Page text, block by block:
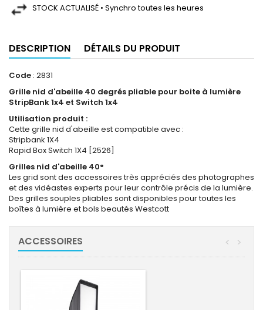
STOCK ACTUALISÉ • Synchro toutes les heures
DESCRIPTION DÉTAILS DU PRODUIT
Code : 2831
Grille nid d'abeille 40 degrés pliable pour boite à lumière
StripBank 1x4 et Switch 1x4
Utilisation produit :
Cette grille nid d'abeille est compatible avec :
Stripbank 1X4
Rapid Box Switch 1X4 [2526]
Grilles nid d'abeille 40°
Les grid sont des accessoires très appréciés des photographes
et des vidéastes experts pour leur contrôle précis de la lumière.
Des grilles souples pliables sont disponibles pour toutes les
boîtes à lumière et bols beautés Westcott
ACCESSOIRES >
<